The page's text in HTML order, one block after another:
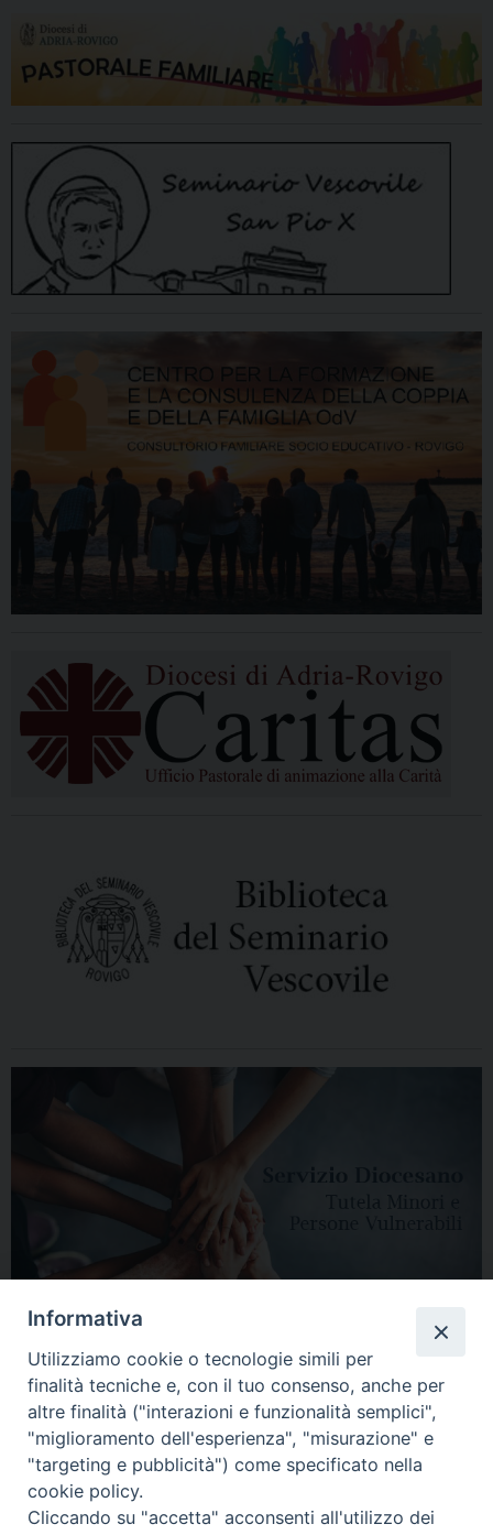
HOME DIOCESI VESCOVO CURIA VESCOVILE NEWS
APPUNTAMENTI CONTATTI SERVIZIO ANTENATI
Informativa
Utilizziamo cookie o tecnologie simili per
finalità tecniche e, con il tuo consenso, anche per
altre finalità ("interazioni e funzionalità semplici",
"miglioramento dell'esperienza", "misurazione" e
"targeting e pubblicità") come specificato nella
cookie policy.
Cliccando su "accetta" acconsenti all'utilizzo dei